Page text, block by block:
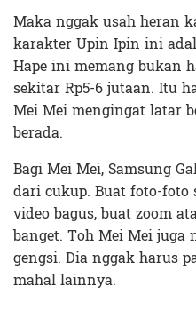
Maka nggak usah heran
karakter Upin Ipin ini
Hape ini memang bukan
sekitar Rp5-6 jutaan. Itu
Mei Mei mengingat latar
berada.
Bagi Mei Mei, Samsung
dari cukup. Buat foto-foto
video bagus, buat zoom
banget. Toh Mei Mei
gengsi. Dia nggak harus
mahal lainnya.